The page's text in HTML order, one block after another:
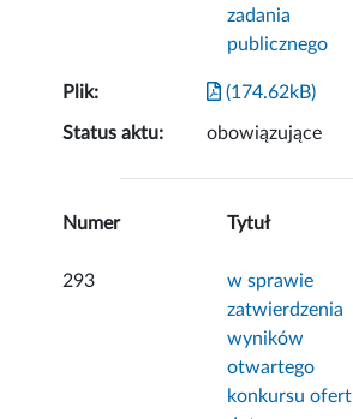
zadania
publicznego
Plik: (174.62kB)
Status aktu: obowiązujące
Numer Tytuł
293
w sprawie
zatwierdzenia
wyników
otwartego
konkursu ofert